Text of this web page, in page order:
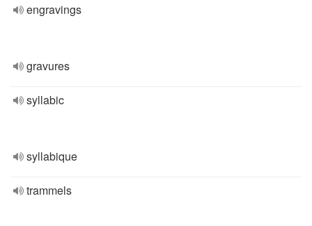
engravings
gravures
syllabic
syllabique
trammels